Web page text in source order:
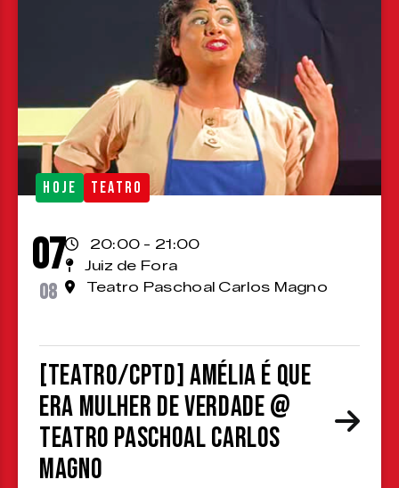
HOJE TEATRO
07
08
20:00 - 21:00
Juiz de Fora
Teatro Paschoal Carlos Magno
[TEATRO/CPTD] Amélia é que
era mulher de verdade @
Teatro Paschoal Carlos
Magno